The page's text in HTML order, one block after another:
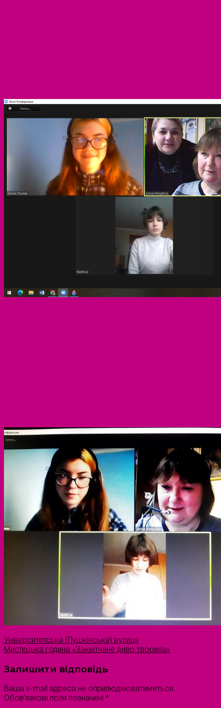
Університетська (Пушкінська) вулиця
Мистецька година «Заквітчане диво творила»
Залишити відповідь
Ваша e-mail адреса не оприлюднюватиметься.
Обов’язкові поля позначені *